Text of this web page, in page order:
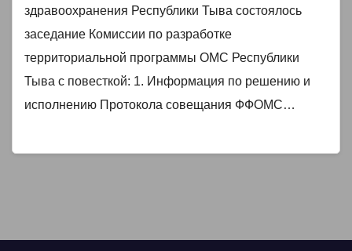
здравоохранения Республики Тыва состоялось
заседание Комиссии по разработке
территориальной программы ОМС Республики
Тыва с повесткой: 1. Информация по решению и
исполнению Протокола совещания ФФОМС…